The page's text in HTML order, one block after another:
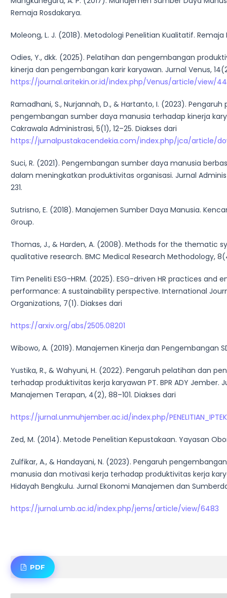
Remaja Rosdakarya.
Moleong, L. J. (2018). Metodologi Penelitian Kualitatif. Remaja
Odies, Y., dkk. (2025). Pelatihan dan pengembangan
kinerja dan pengembangan karir karyawan. Jurnal Venus,
https://journal.aritekin.or.id/index.php/Venus/article/view/
Ramadhani, S., Nurjannah, D., & Hartanto, I. (2023).
pengembangan sumber daya manusia terhadap kinerja
Cakrawala Administrasi, 5(1), 12–25. Diakses dari
https://jurnalpustakacendekia.com/index.php/jca/article/
Suci, R. (2021). Pengembangan sumber daya manusia
dalam meningkatkan produktivitas organisasi. Jurnal
231.
Sutrisno, E. (2018). Manajemen Sumber Daya Manusia.
Group.
Thomas, J., & Harden, A. (2008). Methods for the thematic
qualitative research. BMC Medical Research Methodology,
Tim Peneliti ESG-HRM. (2025). ESG-driven HR practices and
performance: A sustainability perspective. International
Organizations, 7(1). Diakses dari
https://arxiv.org/abs/2505.08201
Wibowo, A. (2019). Manajemen Kinerja dan Pengembangan
Yustika, R., & Wahyuni, H. (2022). Pengaruh pelatihan dan
terhadap produktivitas kerja karyawan PT. BPR ADY Jember.
Manajemen Terapan, 4(2), 88–101. Diakses dari
https://jurnal.unmuhjember.ac.id/index.php/
Zed, M. (2014). Metode Penelitian Kepustakaan. Yayasan
Zulfikar, A., & Handayani, N. (2023). Pengaruh
manusia dan motivasi kerja terhadap produktivitas kerja
Hidayah Bengkulu. Jurnal Ekonomi Manajemen dan
https://jurnal.umb.ac.id/index.php/jems/article/view/6483
PDF